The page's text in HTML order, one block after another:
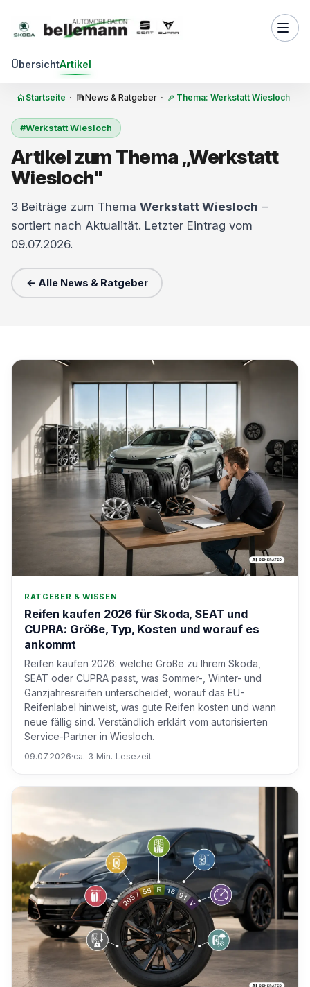
ÜbersichtArtikel
Startseite · News & Ratgeber · Thema: Werkstatt Wiesloch
#Werkstatt Wiesloch
Artikel zum Thema „Werkstatt
Wiesloch"
3 Beiträge zum Thema Werkstatt Wiesloch –
sortiert nach Aktualität. Letzter Eintrag vom
09.07.2026.
← Alle News & Ratgeber
RATGEBER & WISSEN
Reifen kaufen 2026 für Skoda, SEAT und
CUPRA: Größe, Typ, Kosten und worauf es
ankommt
Reifen kaufen 2026: welche Größe zu Ihrem Skoda,
SEAT oder CUPRA passt, was Sommer-, Winter- und
Ganzjahresreifen unterscheidet, worauf das EU-
Reifenlabel hinweist, was gute Reifen kosten und wann
neue fällig sind. Verständlich erklärt vom autorisierten
Service-Partner in Wiesloch.
09.07.2026·ca. 3 Min. Lesezeit